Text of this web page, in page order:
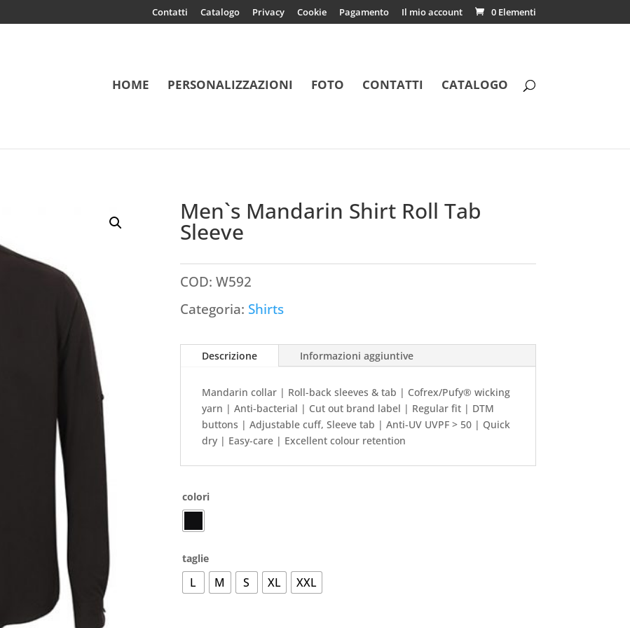
Contatti Catalogo Privacy Cookie Pagamento Il mio account 0 Elementi
HOME PERSONALIZZAZIONI FOTO CONTATTI CATALOGO
Men`s Mandarin Shirt Roll Tab
Sleeve
COD: W592
Categoria: Shirts
Descrizione Informazioni aggiuntive
Mandarin collar | Roll-back sleeves & tab | Cofrex/Pufy® wicking
yarn | Anti-bacterial | Cut out brand label | Regular fit | DTM
buttons | Adjustable cuff, Sleeve tab | Anti-UV UVPF > 50 | Quick
dry | Easy-care | Excellent colour retention
colori
taglie
L M S XL XXL